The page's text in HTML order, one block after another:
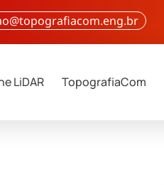
LiDAR TopografiaCom